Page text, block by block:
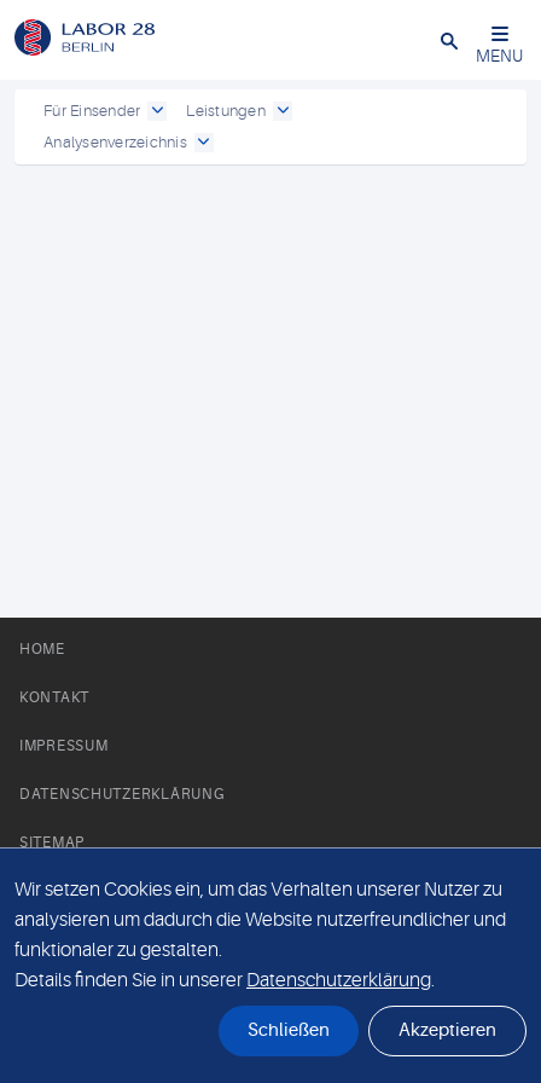
Schließen
MENU
Für Einsender
Leistungen
Analysenverzeichnis
HOME
KONTAKT
IMPRESSUM
DATENSCHUTZERKLÄRUNG
SITEMAP
NEWS PARTNER
Wir setzen Cookies ein, um das Verhalten unserer Nutzer zu
analysieren um dadurch die Website nutzerfreundlicher und
funktionaler zu gestalten.
Details finden Sie in unserer Datenschutzerklärung.
Schließen Akzeptieren